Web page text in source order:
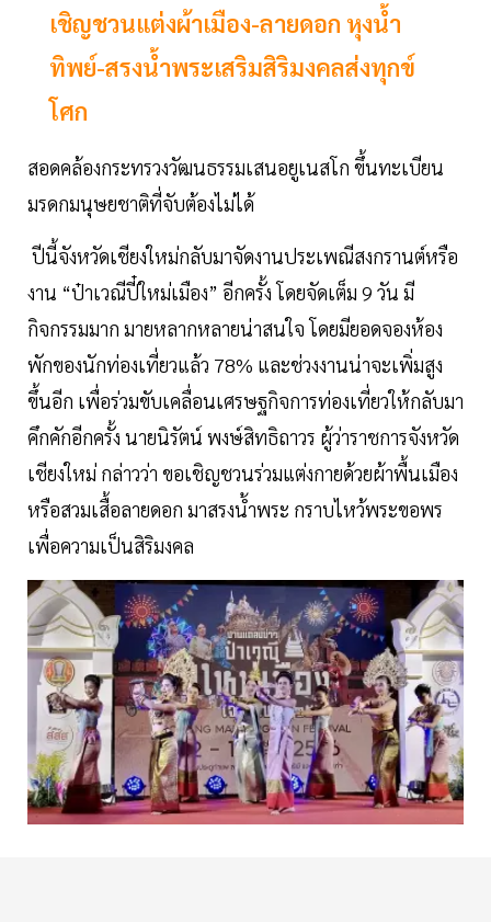
เชิญชวนแต่งผ้าเมือง-ลายดอก หุงนํ้า
ทิพย์-สรงนํ้าพระเสริมสิริมงคลส่งทุกข์
โศก
สอดคล้องกระทรวงวัฒนธรรมเสนอยูเนสโก ขึ้นทะเบียน
มรดกมนุษยชาติที่จับต้องไม่ได้
ปีนี้จังหวัดเชียงใหม่กลับมาจัดงานประเพณีสงกรานต์หรือ
งาน “ป๋าเวณีปี๋ใหม่เมือง” อีกครั้ง โดยจัดเต็ม 9 วัน มี
กิจกรรมมาก มายหลากหลายน่าสนใจ โดยมียอดจองห้อง
พักของนักท่องเที่ยวแล้ว 78% และช่วงงานน่าจะเพิ่มสูง
ขึ้นอีก เพื่อร่วมขับเคลื่อนเศรษฐกิจการท่องเที่ยวให้กลับมา
คึกคักอีกครั้ง นายนิรัตน์ พงษ์สิทธิถาวร ผู้ว่าราชการจังหวัด
เชียงใหม่ กล่าวว่า ขอเชิญชวนร่วมแต่งกายด้วยผ้าพื้นเมือง
หรือสวมเสื้อลายดอก มาสรงนํ้าพระ กราบไหว้พระขอพร
เพื่อความเป็นสิริมงคล